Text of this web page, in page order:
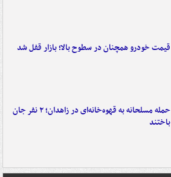
قیمت خودرو همچنان در سطوح بالا؛ بازار قفل شد
حمله مسلحانه به قهوه‌خانه‌ای در زاهدان؛ ۲ نفر جان
باختند